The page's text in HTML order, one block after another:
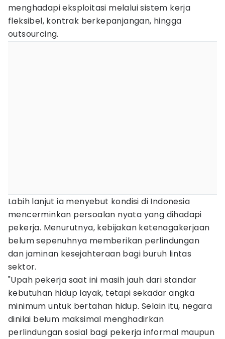
menghadapi eksploitasi melalui sistem kerja
fleksibel, kontrak berkepanjangan, hingga
outsourcing.
Labih lanjut ia menyebut kondisi di Indonesia
mencerminkan persoalan nyata yang dihadapi
pekerja. Menurutnya, kebijakan ketenagakerjaan
belum sepenuhnya memberikan perlindungan
dan jaminan kesejahteraan bagi buruh lintas
sektor.
"Upah pekerja saat ini masih jauh dari standar
kebutuhan hidup layak, tetapi sekadar angka
minimum untuk bertahan hidup. Selain itu, negara
dinilai belum maksimal menghadirkan
perlindungan sosial bagi pekerja informal maupun